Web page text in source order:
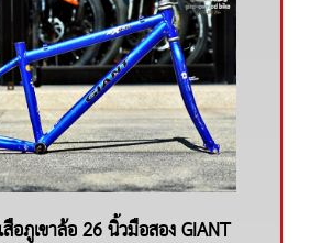
อภูเขาล้อ 26 นิ้วมือสอง GIANT